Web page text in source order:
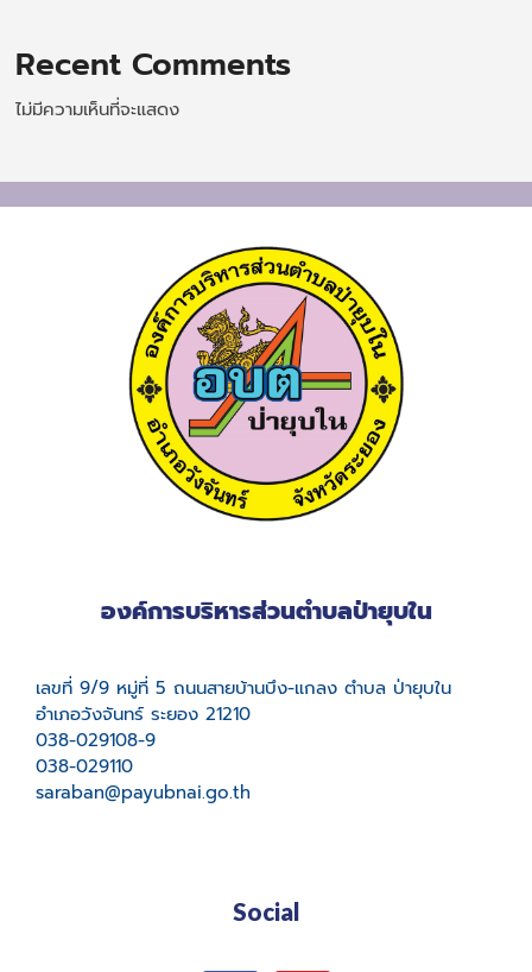
Recent Comments
ไม่มีความเห็นที่จะแสดง
องค์การบริหารส่วนตำบลป่ายุบใน
เลขที่ 9/9 หมู่ที่ 5 ถนนสายบ้านบึง-แกลง ตำบล ป่ายุบใน
อำเภอวังจันทร์ ระยอง 21210
038-029108-9
038-029110
saraban@payubnai.go.th
Social